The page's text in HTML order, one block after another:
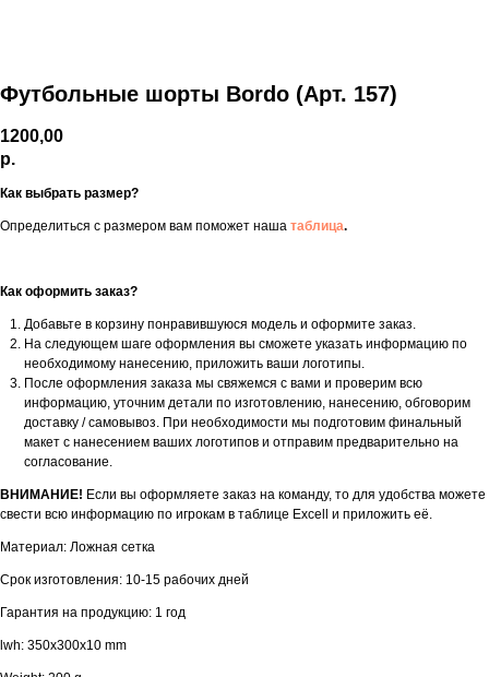
Футбольные шорты Bordo (Арт. 157)
1200,00
р.
Как выбрать размер?
Определиться с размером вам поможет наша таблица.
Как оформить заказ?
Добавьте в корзину понравившуюся модель и оформите заказ.
На следующем шаге оформления вы сможете указать информацию по
необходимому нанесению, приложить ваши логотипы.
После оформления заказа мы свяжемся с вами и проверим всю
информацию, уточним детали по изготовлению, нанесению, обговорим
доставку / самовывоз. При необходимости мы подготовим финальный
макет с нанесением ваших логотипов и отправим предварительно на
согласование.
ВНИМАНИЕ! Если вы оформляете заказ на команду, то для удобства можете
свести всю информацию по игрокам в таблице Excell и приложить её.
Материал: Ложная сетка
Срок изготовления: 10-15 рабочих дней
Гарантия на продукцию: 1 год
lwh: 350x300x10 mm